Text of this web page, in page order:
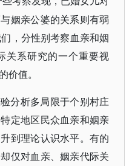
姻亲公婆的关系则有弱
，分性别考察血亲和姻
关系研究的一个重要视
价值。
分析多局限于个别村庄
定地区民众血亲和姻亲
到理论认识水平。有的
仅对血亲、姻亲代际关